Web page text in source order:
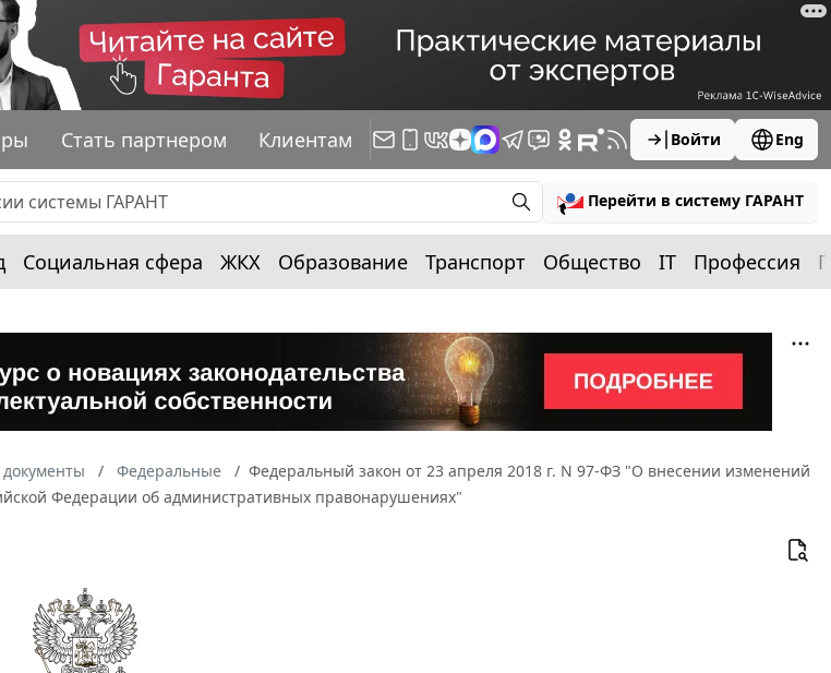
Стать партнером Клиентам Войти Eng
Перейти в систему ГАРАНТ
Социальная сфера ЖКХ Образование Транспорт Общество IT Профессия
Федеральные
Федеральный закон от 23 апреля 2018 г. N 97-ФЗ "О внесении изменений
Федерации об административных правонарушениях"